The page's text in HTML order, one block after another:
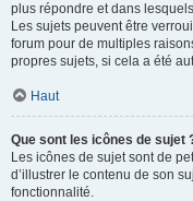
plus répondre et dans
Les sujets peuvent être
forum pour de multiples
propres sujets, si cela a été
Haut
Que sont les icônes de sujet
Les icônes de sujet sont de
d’illustrer le contenu de son
fonctionnalité.